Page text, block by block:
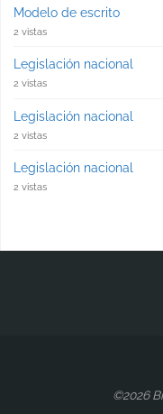
Modelo de escrito
2 vistas
Legislación nacional
2 vistas
Legislación nacional
2 vistas
Legislación nacional
2 vistas
©2026